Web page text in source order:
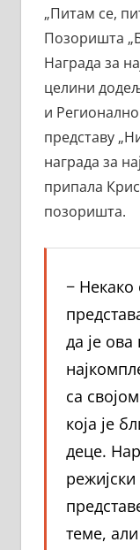
„Питам се,
Позоришта
Награда за
целини
и
представу
награда за
припала
позоришта.
− Некако
да је
са
која је
деце.
теме,